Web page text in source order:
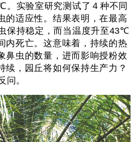
。实验室研究测试了４种不同
的适应性。结果表明，在最高
保持稳定，而当温度升至43℃
内死亡。这意味着，持续的热
鼻虫的数量，进而影响授粉效
续，园丘将如何保持生产力？
问。